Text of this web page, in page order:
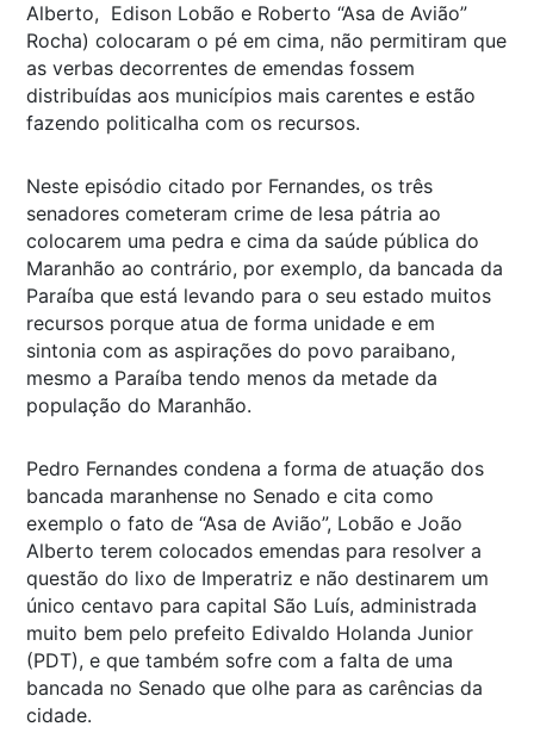
Alberto, Edison Lobão e Roberto “Asa de Avião”
Rocha) colocaram o pé em cima, não permitiram que
as verbas decorrentes de emendas fossem
distribuídas aos municípios mais carentes e estão
fazendo politicalha com os recursos.
Neste episódio citado por Fernandes, os três
senadores cometeram crime de lesa pátria ao
colocarem uma pedra e cima da saúde pública do
Maranhão ao contrário, por exemplo, da bancada da
Paraíba que está levando para o seu estado muitos
recursos porque atua de forma unidade e em
sintonia com as aspirações do povo paraibano,
mesmo a Paraíba tendo menos da metade da
população do Maranhão.
Pedro Fernandes condena a forma de atuação dos
bancada maranhense no Senado e cita como
exemplo o fato de “Asa de Avião”, Lobão e João
Alberto terem colocados emendas para resolver a
questão do lixo de Imperatriz e não destinarem um
único centavo para capital São Luís, administrada
muito bem pelo prefeito Edivaldo Holanda Junior
(PDT), e que também sofre com a falta de uma
bancada no Senado que olhe para as carências da
cidade.